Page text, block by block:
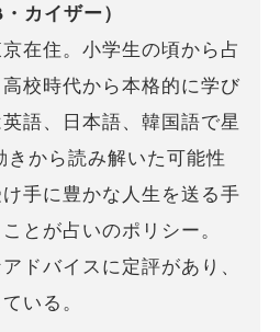
カイザー）
在住。小学生の頃から占
校時代から本格的に学び
語、日本語、韓国語で星
きから読み解いた可能性
手に豊かな人生を送る手
とが占いのポリシー。
ドバイスに定評があり、
いる。